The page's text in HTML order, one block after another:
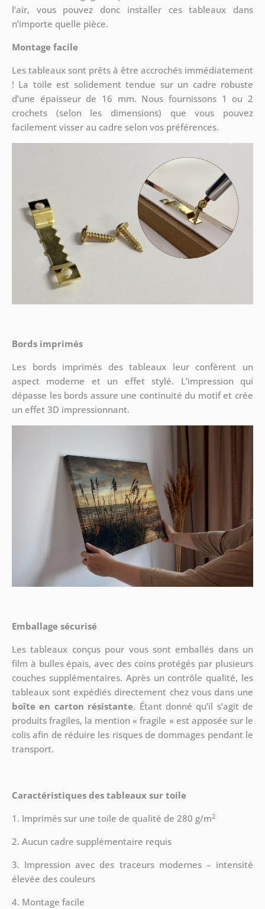
l’air, vous pouvez donc installer ces tableaux dans
n’importe quelle pièce.
Montage facile
Les tableaux sont prêts à être accrochés immédiatement
! La toile est solidement tendue sur un cadre robuste
d’une épaisseur de 16 mm. Nous fournissons 1 ou 2
crochets (selon les dimensions) que vous pouvez
facilement visser au cadre selon vos préférences.
Bords imprimés
Les bords imprimés des tableaux leur confèrent un
aspect moderne et un effet stylé. L’impression qui
dépasse les bords assure une continuité du motif et crée
un effet 3D impressionnant.
Emballage sécurisé
Les tableaux conçus pour vous sont emballés dans un
film à bulles épais, avec des coins protégés par plusieurs
couches supplémentaires. Après un contrôle qualité, les
tableaux sont expédiés directement chez vous dans une
boîte en carton résistante. Étant donné qu’il s’agit de
produits fragiles, la mention « fragile » est apposée sur le
colis afin de réduire les risques de dommages pendant le
transport.
Caractéristiques des tableaux sur toile
1. Imprimés sur une toile de qualité de 280 g/m2
2. Aucun cadre supplémentaire requis
3. Impression avec des traceurs modernes – intensité
élevée des couleurs
4. Montage facile